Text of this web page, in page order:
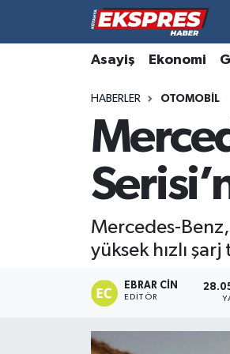
Asayiş Ekonomi
HABERLER OTOMOBIL
Mercedes-
yüksek hızlı
EBRAR CIN
EDITÖR
Altıntaş
Aslanapa
Biyografiler
Çavdarhisar
Domaniç
Dumlupınar
Hava Durumu
Trafik Durumu
Süper Lig Puan Durumu ve
Tüm Manşetler
Son Dakika Haberleri
Haber Arşivi